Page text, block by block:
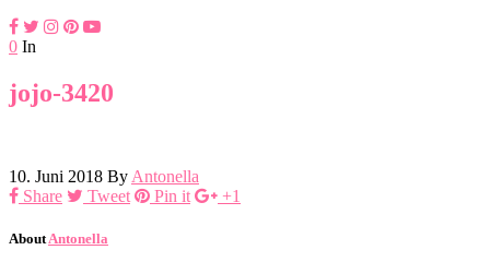
0 In
jojo-3420
10. Juni 2018 By Antonella
Share
Tweet Pin it +1
About Antonella